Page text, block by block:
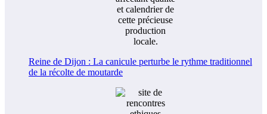
Reine de Dijon : La canicule perturbe le rythme traditionnel
de la récolte de moutarde